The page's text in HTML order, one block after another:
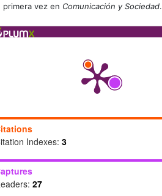
primera vez en Comunicación y Sociedad.
Indexes: 3
27